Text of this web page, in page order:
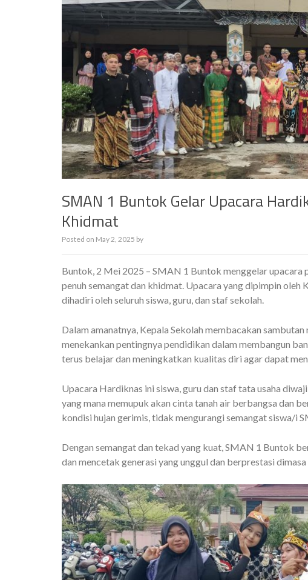
SMAN 1 Buntok Gelar Upacara
Khidmat
Posted on May 2, 2025 by
Buntok, 2 Mei 2025 – SMAN 1 Buntok menggelar
penuh semangat dan khidmat. Upacara yang dipimpin
dihadiri oleh seluruh siswa, guru, dan staf sekolah.
Dalam amanatnya, Kepala Sekolah membacakan
menekankan pentingnya pendidikan dalam membangun
terus belajar dan meningkatkan kualitas diri agar dapat
Upacara Hardiknas ini siswa, guru dan staf tata usaha
yang mana memupuk akan cinta tanah air berbangsa dan
kondisi hujan gerimis, tidak mengurangi semangat siswa/i
Dengan semangat dan tekad yang kuat, SMAN 1 Buntok
dan mencetak generasi yang unggul dan berprestasi